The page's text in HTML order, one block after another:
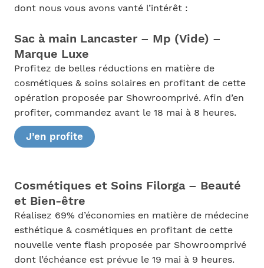
dont nous vous avons vanté l’intérêt :
Sac à main Lancaster – Mp (Vide) –
Marque Luxe
Profitez de belles réductions en matière de
cosmétiques & soins solaires en profitant de cette
opération proposée par Showroomprivé. Afin d’en
profiter, commandez avant le 18 mai à 8 heures.
J’en profite
Cosmétiques et Soins Filorga – Beauté
et Bien-être
Réalisez 69% d’économies en matière de médecine
esthétique & cosmétiques en profitant de cette
nouvelle vente flash proposée par Showroomprivé
dont l’échéance est prévue le 19 mai à 9 heures.